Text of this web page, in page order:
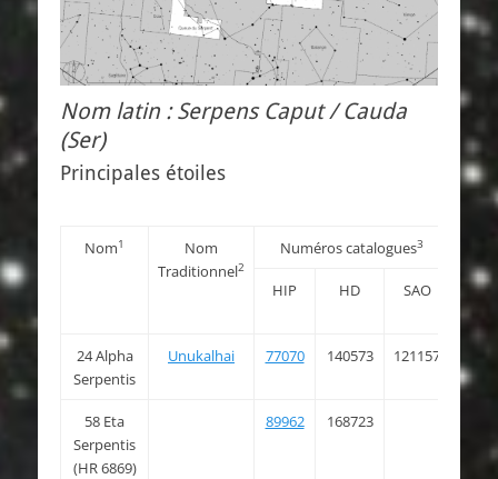
Nom latin : Serpens Caput / Cauda
(Ser)
Principales étoiles
Nom1
Nom
Traditionnel2
Numéros catalogues3
HIP HD SAO
«
24 Alpha
Serpentis
Unukalhai 77070 140573 121157
15
58 Eta
Serpentis
(HR 6869)
89962 168723